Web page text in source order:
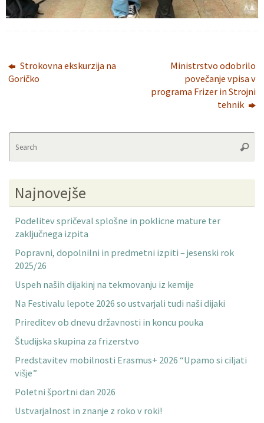
Strokovna ekskurzija na
Goričko
Ministrstvo odobrilo
povečanje vpisa v
programa Frizer in Strojni
tehnik
Najnovejše
Podelitev spričeval splošne in poklicne mature ter
zaključnega izpita
Popravni, dopolnilni in predmetni izpiti – jesenski rok
2025/26
Uspeh naših dijakinj na tekmovanju iz kemije
Na Festivalu lepote 2026 so ustvarjali tudi naši dijaki
Prireditev ob dnevu državnosti in koncu pouka
Študijska skupina za frizerstvo
Predstavitev mobilnosti Erasmus+ 2026 “Upamo si ciljati
višje”
Poletni športni dan 2026
Ustvarjalnost in znanje z roko v roki!